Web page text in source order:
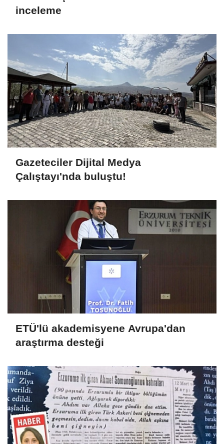
inceleme
Gazeteciler Dijital Medya
Çalıştayı'nda buluştu!
ETÜ'lü akademisyene Avrupa'dan
araştırma desteği